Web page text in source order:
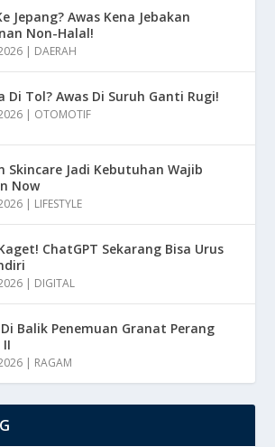
Jepang? Awas Kena Jebakan
Non-Halal!
| DAERAH
Di Tol? Awas Di Suruh Ganti Rugi!
| OTOMOTIF
Skincare Jadi Kebutuhan Wajib
Now
| LIFESTYLE
ChatGPT Sekarang Bisa Urus
| DIGITAL
Balik Penemuan Granat Perang
| RAGAM